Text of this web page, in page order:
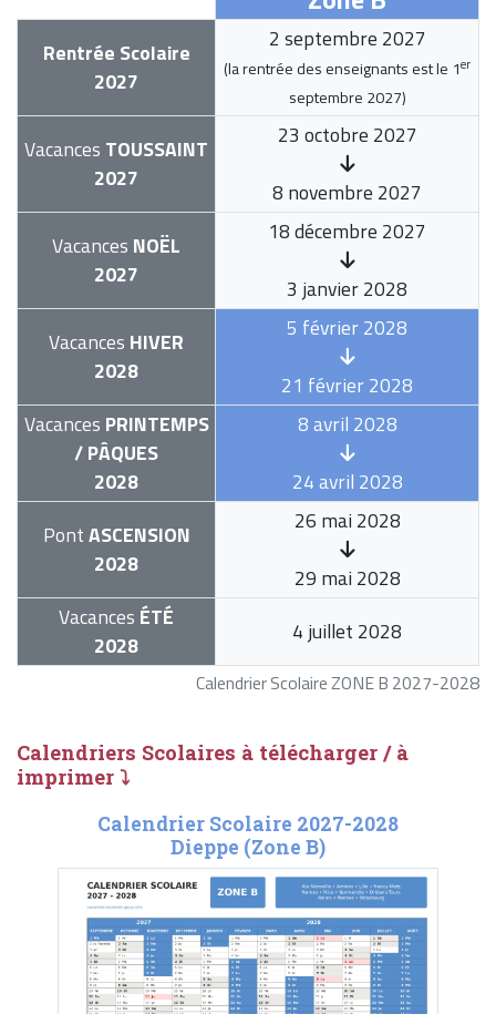
Calendrier Scolaire ZONE B 2027-2028
Rentrée Scolaire
2027
2 septembre 2027
(la rentrée des enseignants est le 1er
septembre 2027)
Vacances TOUSSAINT
2027
23 octobre 2027
8 novembre 2027
Vacances NOËL
2027
18 décembre 2027
3 janvier 2028
Vacances HIVER
2028
5 février 2028
21 février 2028
Vacances PRINTEMPS
/ PÂQUES
2028
8 avril 2028
24 avril 2028
PontASCENSION
2028
26 mai 2028
29 mai 2028
Vacances ÉTÉ
2028
4 juillet 2028
Calendriers Scolaires à télécharger / à
imprimer ⤵
Calendrier Scolaire 2027-2028
Dieppe (Zone B)